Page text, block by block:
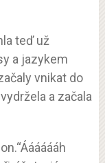
teď už
a jazykem
vnikat do
a začala